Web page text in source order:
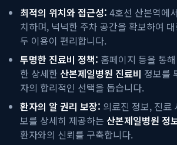
최적의 위치와 접근성: 4호선 산본역에
치하며, 넉넉한 주차 공간을 확보하여
두 이용이 편리합니다.
투명한 진료비 정책: 홈페이지 등을 통
한 상세한 산본제일병원 진료비 정보를
자의 합리적인 선택을 돕습니다.
환자의 알 권리 보장: 의료진 정보, 진료
보를 상세히 제공하는 산본제일병원 정
환자와의 신뢰를 구축합니다.